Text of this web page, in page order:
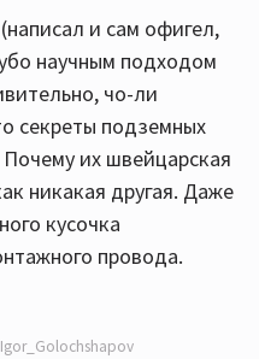
лучшая медь. Они
поэтому выходит
и сам офигел,
научным подходом
чо-ли
секреты подземных
их швейцарская
никакая другая. Даже
кусочка
провода.